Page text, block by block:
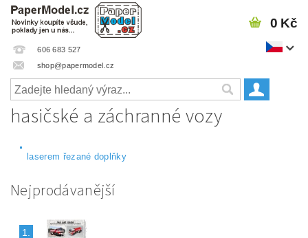
606 683 527
shop@papermodel.cz
0 Kč
hasičské a záchranné vozy
laserem řezané doplňky
Nejprodávanější
1.